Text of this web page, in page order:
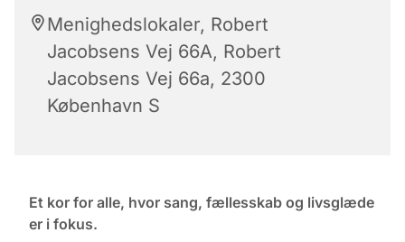
Menighedslokaler, Robert
Jacobsens Vej 66A, Robert
Jacobsens Vej 66a, 2300
København S
Et kor for alle, hvor sang, fællesskab og livsglæde
er i fokus.